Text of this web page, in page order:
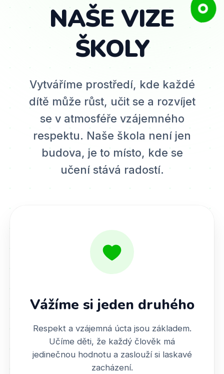
NAŠE VIZE
ŠKOLY
Vytváříme prostředí, kde každé
dítě může růst, učit se a rozvíjet
se v atmosféře vzájemného
respektu. Naše škola není jen
budova, je to místo, kde se
učení stává radostí.
Vážíme si jeden druhého
Respekt a vzájemná úcta jsou základem.
Učíme děti, že každý člověk má
jedinečnou hodnotu a zaslouží si laskavé
zacházení.